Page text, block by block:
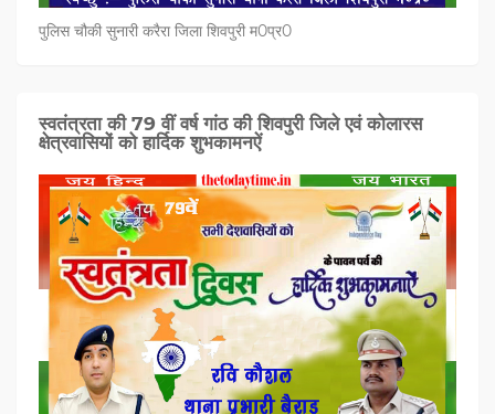
पुलिस चौकी सुनारी करैरा जिला शिवपुरी म0प्र0
स्वतंत्रता की 79 वीं वर्ष गांठ की शिवपुरी जिले एवं कोलारस
क्षेत्रवासियों को हार्दिक शुभकामनऐं